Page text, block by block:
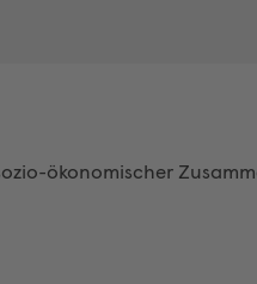
ökonomischer